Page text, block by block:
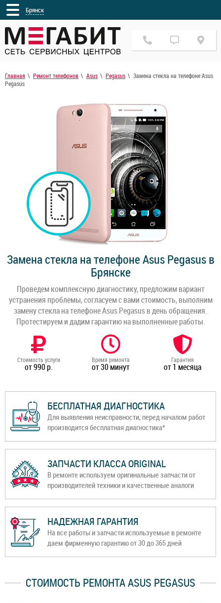
Брянск
Главная Ремонт телефонов Asus Pegasus
Замена стекла на телефоне Asus
Pegasus
Замена стекла на телефоне Asus Pegasus в
Брянске
Проведем комплексную диагностику, предложим вариант
устранения проблемы, согласуем с вами стоимость, выполним
замену стекла на телефоне Asus Pegasus в день обращения.
Протестируем и дадим гарантию на выполненные работы.
Стоимость услуги
от 990 р.
Время ремонта
от 30 минут
Гарантия
от 1 месяца
БЕСПЛАТНАЯ ДИАГНОСТИКА
Для выявления неисправности, перед началом работ
производится бесплатная диагностика*
ЗАПЧАСТИ КЛАССА ORIGINAL
В ремонте используем оригинальные запчасти от
производителей техники и качественные аналоги
НАДЕЖНАЯ ГАРАНТИЯ
На все работы и запчасти используемые в ремонте
даем фирменную гарантию от 30 до 365 дней
СТОИМОСТЬ РЕМОНТА ASUS PEGASUS